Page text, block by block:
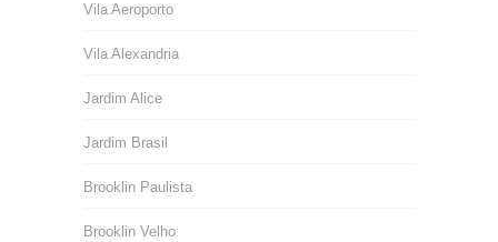
Vila Aeroporto
Vila Alexandria
Jardim Alice
Jardim Brasil
Brooklin Paulista
Brooklin Velho